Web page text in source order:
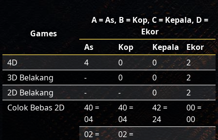
Games
A = As, B = Kop, C = Kepala, D =
Ekor
As
Kop Kepala
Ekor
4D
4 0 0
2
3D Belakang
- 0 0
2
2D Belakang
- - 0
2
Colok Bebas 2D
40 =
04
40 =
04
42 =
24
00 =
00
02 =
02 =